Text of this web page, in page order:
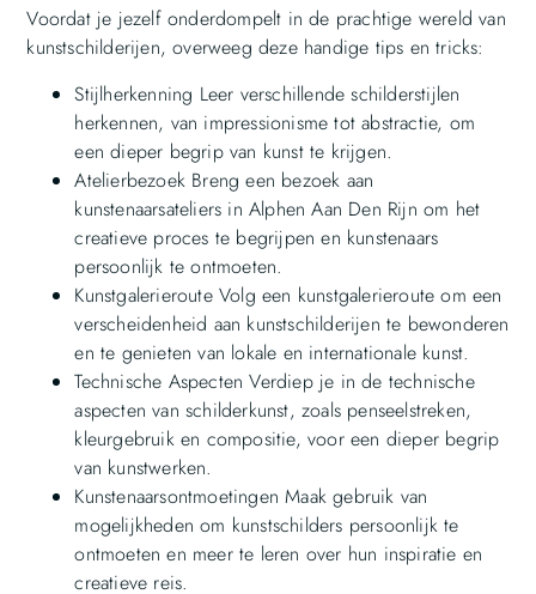
Voordat je jezelf onderdompelt in de prachtige wereld van
kunstschilderijen, overweeg deze handige tips en tricks:
Stijlherkenning Leer verschillende schilderstijlen
herkennen, van impressionisme tot abstractie, om
een dieper begrip van kunst te krijgen.
Atelierbezoek Breng een bezoek aan
kunstenaarsateliers in Alphen Aan Den Rijn om het
creatieve proces te begrijpen en kunstenaars
persoonlijk te ontmoeten.
Kunstgalerieroute Volg een kunstgalerieroute om een
verscheidenheid aan kunstschilderijen te bewonderen
en te genieten van lokale en internationale kunst.
Technische Aspecten Verdiep je in de technische
aspecten van schilderkunst, zoals penseelstreken,
kleurgebruik en compositie, voor een dieper begrip
van kunstwerken.
Kunstenaarsontmoetingen Maak gebruik van
mogelijkheden om kunstschilders persoonlijk te
ontmoeten en meer te leren over hun inspiratie en
creatieve reis.